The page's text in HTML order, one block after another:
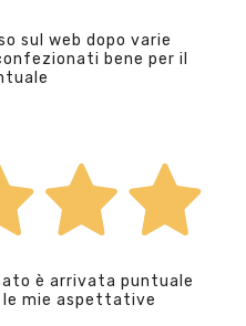
sul web dopo varie
bene per il
è arrivata puntuale
mie aspettative